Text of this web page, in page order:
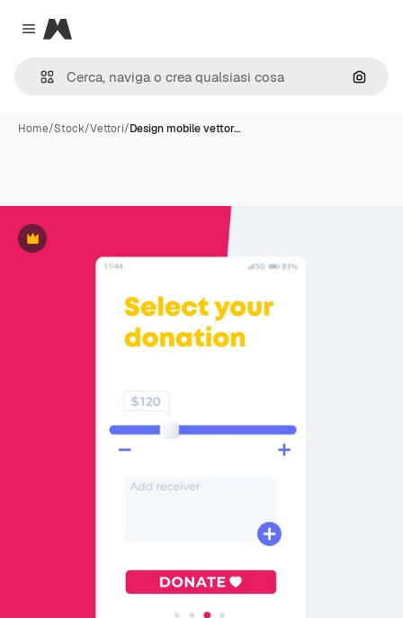
Close menu
Magnific
Cerca
Home/Stock/Vettori/Design mobile vettor…
Premium